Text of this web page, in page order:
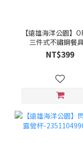
【遠雄海洋公園】
三件式不鏽鋼餐
>2353103990159
NT$399